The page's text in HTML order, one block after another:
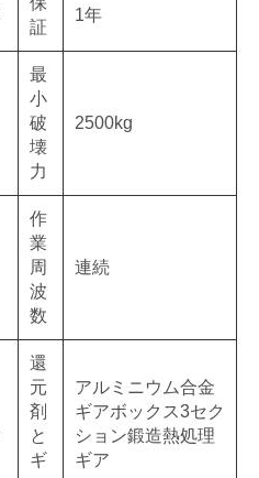
証
1年
最
小
破
壊
力
2500kg
作
業
周
波
数
連続
還
元
剤
と
ギ
アルミニウム合金
ギアボックス3セク
ション鍛造熱処理
ギア